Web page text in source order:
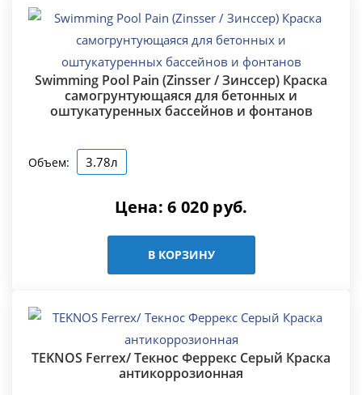
Swimming Pool Pain (Zinsser / Зинссер) Краска
самогрунтующаяся для бетонных и
оштукатуренных бассейнов и фонтанов
Объем: 3.78л
Цена:6 020руб.
В КОРЗИНУ
TEKNOS Ferrex/ Текнос Феррекс Серый Краска
антикоррозионная